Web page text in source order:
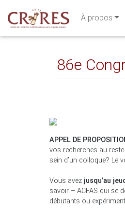
À propos
86e
APPEL DE
vos recherches au
sein d’un colloque? Le
Vous avez jusqu’au
savoir – ACFAS qui se
débutants ou